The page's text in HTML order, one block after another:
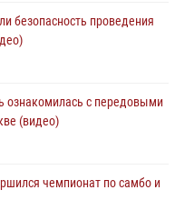
безопасность проведения
ознакомилась с передовыми
(видео)
чемпионат по самбо и